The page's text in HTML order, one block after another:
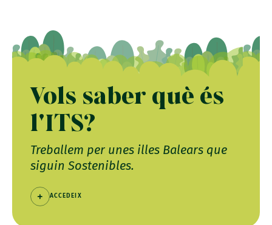
Vols saber què és
l'ITS?
Treballem per unes illes Balears que
siguin Sostenibles.
ACCEDEIX